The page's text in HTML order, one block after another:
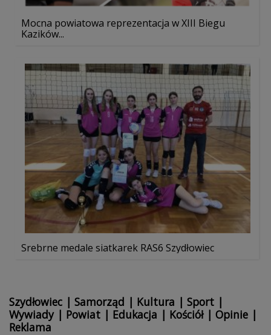
Mocna powiatowa reprezentacja w XIII Biegu
Kazików...
Srebrne medale siatkarek RAS6 Szydłowiec
Szydłowiec | Samorząd | Kultura | Sport |
Wywiady| Powiat | Edukacja | Kościół| Opinie |
Reklama